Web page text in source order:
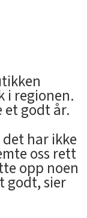
i regionen.
et godt år.
har ikke
oss rett
opp noen
godt, sier